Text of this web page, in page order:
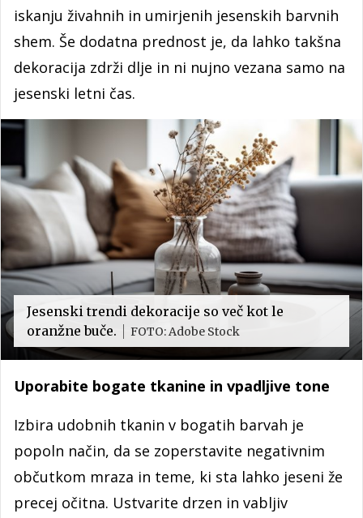
iskanju živahnih in umirjenih jesenskih barvnih
shem. Še dodatna prednost je, da lahko takšna
dekoracija zdrži dlje in ni nujno vezana samo na
jesenski letni čas.
Jesenski trendi dekoracije so več kot le
oranžne buče.
FOTO: Adobe Stock
Uporabite bogate tkanine in vpadljive tone
Izbira udobnih tkanin v bogatih barvah je
popoln način, da se zoperstavite negativnim
občutkom mraza in teme, ki sta lahko jeseni že
precej očitna. Ustvarite drzen in vabljiv